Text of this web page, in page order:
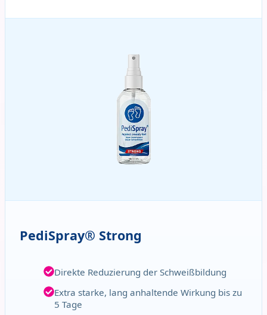
Behandeln Sie hartnäckige Schweißfüße mit
Haut weniger transpiriert.
PediSpray® Strong
Direkte Reduzierung der Schweißbildung
Extra starke, lang anhaltende Wirkung bis zu
5 Tage